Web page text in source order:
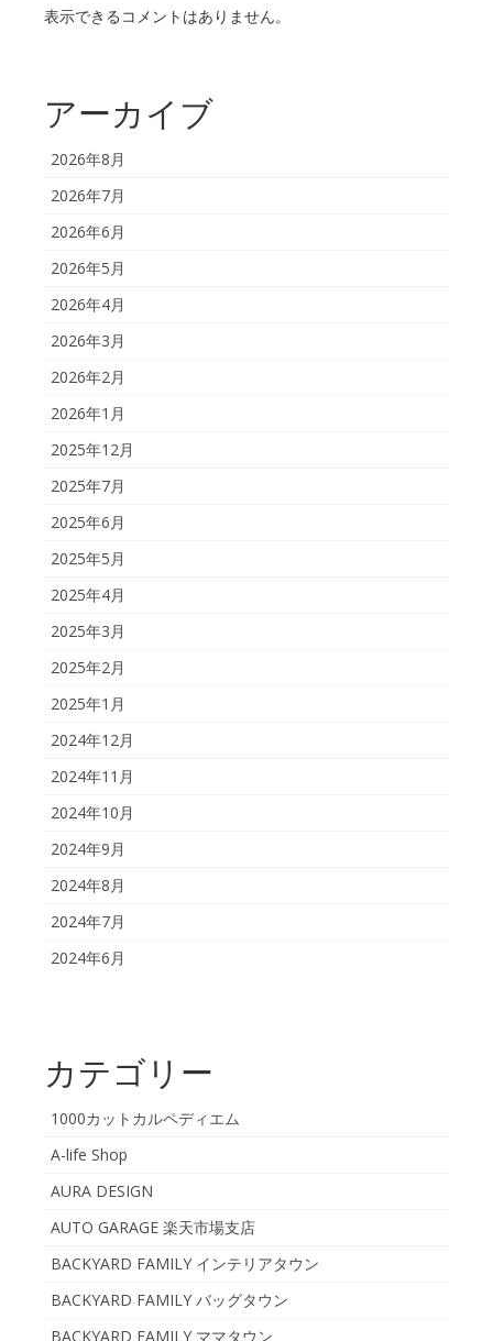
表示できるコメントはありません。
アーカイブ
2026年8月
2026年7月
2026年6月
2026年5月
2026年4月
2026年3月
2026年2月
2026年1月
2025年12月
2025年7月
2025年6月
2025年5月
2025年4月
2025年3月
2025年2月
2025年1月
2024年12月
2024年11月
2024年10月
2024年9月
2024年8月
2024年7月
2024年6月
カテゴリー
1000カットカルペディエム
A-life Shop
AURA DESIGN
AUTO GARAGE 楽天市場支店
BACKYARD FAMILY インテリアタウン
BACKYARD FAMILY バッグタウン
BACKYARD FAMILY ママタウン